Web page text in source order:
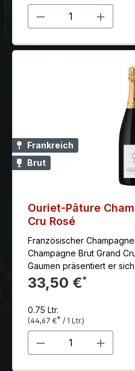
Produkt
Frankreich
Brut
Ouriet-Pâture
Cru Rosé
Französischer
Champagne Brut Grand
Gaumen präsentiert er
Geschmack und ist im
Anbaugebiet: Ambonnay -
Diese als Grand Cru
einer südostlichen
überwiegend schwerere,
geschätzt. Erzeuger:
33,50 €*
0.75 Ltr.
(44,67 €* / 1 Ltr.)
Produkt